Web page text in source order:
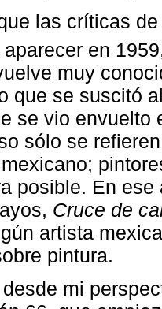
las críticas
en
muy
que se suscitó
se vio envuelto
sólo se
posible. En
Cruce de
artista
pintura.
mi